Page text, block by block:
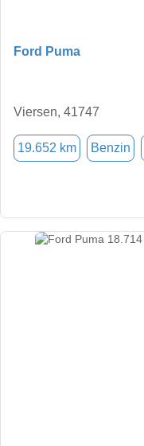
Ford Puma
Viersen, 41747
19.652 km Benzin